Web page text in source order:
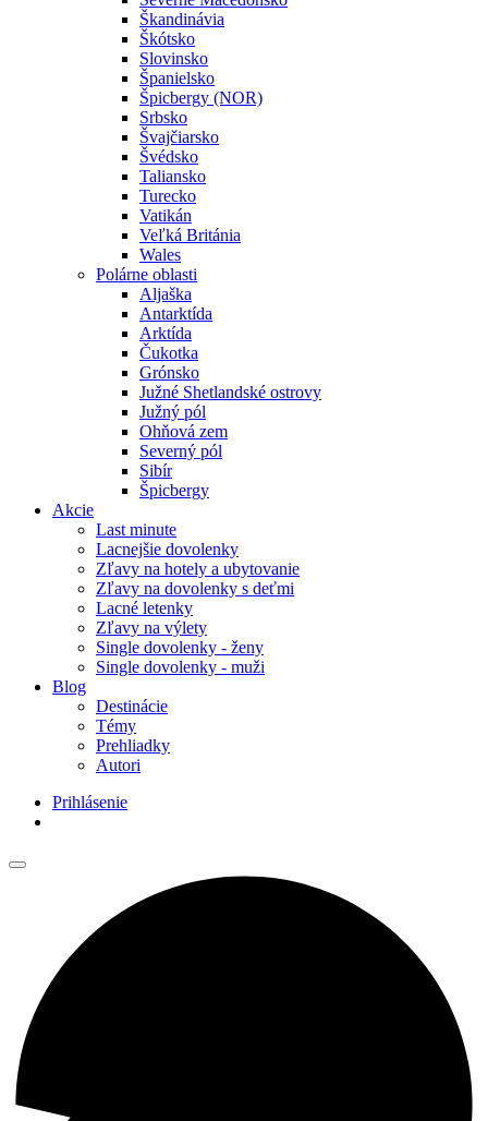
Škandinávia
Škótsko
Slovinsko
Španielsko
Špicbergy (NOR)
Srbsko
Švajčiarsko
Švédsko
Taliansko
Turecko
Vatikán
Veľká Británia
Wales
Polárne oblasti
Aljaška
Antarktída
Arktída
Čukotka
Grónsko
Južné Shetlandské ostrovy
Južný pól
Ohňová zem
Severný pól
Sibír
Špicbergy
Akcie
Last minute
Lacnejšie dovolenky
Zľavy na hotely a ubytovanie
Zľavy na dovolenky s deťmi
Lacné letenky
Zľavy na výlety
Single dovolenky - ženy
Single dovolenky - muži
Blog
Destinácie
Témy
Prehliadky
Autori
Prihlásenie